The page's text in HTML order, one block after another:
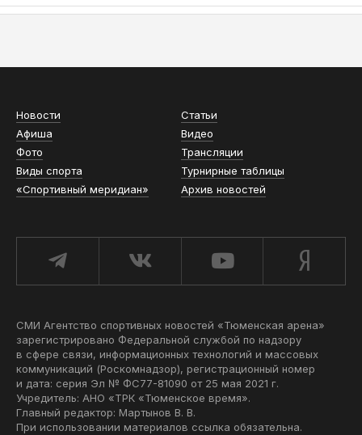
Новости
Статьи
Афиша
Видео
Фото
Трансляции
Виды спорта
Турнирные таблицы
«Спортивный меридиан»
Архив новостей
СМИ Агентство спортивных новостей «Тюменская арена»
зарегистрировано Федеральной службой по надзору
в сфере связи, информационных технологий и массовых
коммуникаций (Роскомнадзор), регистрационный номер
и дата: серия Эл № ФС77-81090 от 25 мая 2021 г.
Учредитель: АНО «ТРК «Тюменское время».
Главный редактор: Мартынов В. В.
При использовании материалов ссылка обязательна.